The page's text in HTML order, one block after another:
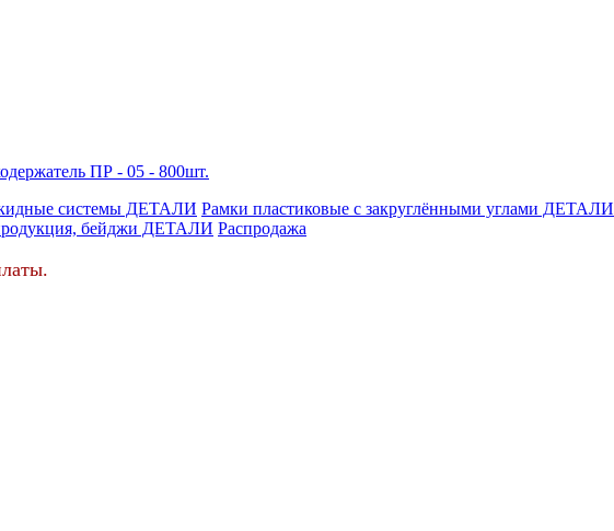
ПР - 05 - 800шт.
системы ДЕТАЛИ Рамки пластиковые c закруглёнными углами ДЕТАЛИ
бейджи ДЕТАЛИ Распродажа